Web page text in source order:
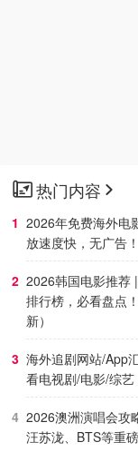
热门内容
2026年免费海外电
放速度快，无广告！
2026韩国电影推荐
排行榜，必看盘点
新）
海外追剧网站/App
看电视剧/电影/综艺
2026澳洲演唱会攻
汪苏泷、BTS等重